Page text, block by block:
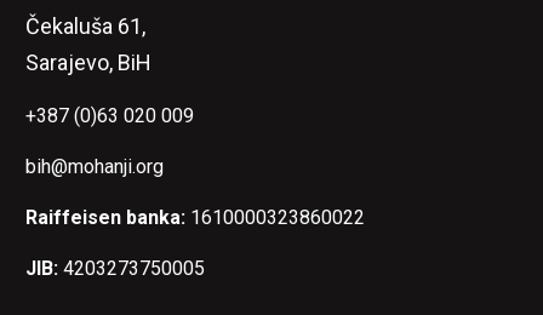
Čekaluša 61,
Sarajevo, BiH
+387 (0)63 020 009
bih@mohanji.org
Raiffeisen banka: 1610000323860022
JIB: 4203273750005